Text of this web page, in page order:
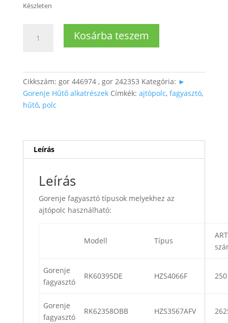
Készleten
tárolópolc
Kosárba teszem
Cikkszám: gor 446974 , gor 242353 Kategória: ►
Gorenje Hűtő alkatrészek Címkék: ajtópolc, fagyasztó,
hűtő, polc
Leírás
Leírás
Gorenje fagyasztó típusok melyekhez az
ajtópolc használható:
Modell Típus
ART
Gorenje
fagyasztó
RK60395DE HZS4066F
Gorenje
fagyasztó
RK62358OBB HZS3567AFV